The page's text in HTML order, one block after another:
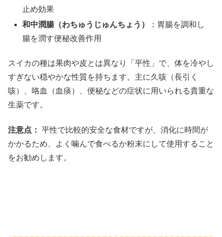
止め効果
和中潤腸（わちゅうじゅんちょう）
：胃腸を調和し
腸を潤す便秘改善作用
スイカの種は果肉や皮とは異なり「平性」で、体を冷やし
すぎない穏やかな性質を持ちます。主に久咳（長引く
咳）、咯血（血痰）、便秘などの症状に用いられる貴重な
生薬です。
注意点： 平性で比較的安全な食材ですが、消化に時間が
かかるため、よく噛んで食べるか粉末にして使用すること
をお勧めします。